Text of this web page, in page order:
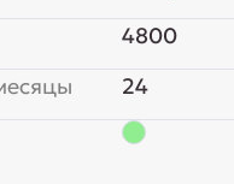
4800
24